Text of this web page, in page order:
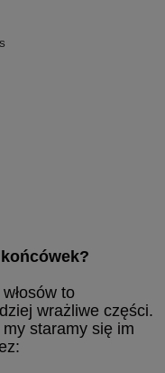
to
wrażliwe części.
staramy się im